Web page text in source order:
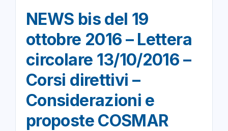
NEWS bis del 19
ottobre 2016 – Lettera
circolare 13/10/2016 –
Corsi direttivi –
Considerazioni e
proposte COSMAR